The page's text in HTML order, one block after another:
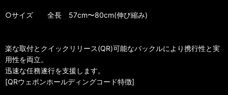
○サイズ 全長 57cm〜80cm(伸び縮み)
楽な取付とクイックリリース(QR)可能なバックルにより携行性と実
用性を両立。
迅速な任務遂行を支援します。
[QRウェポンホールディングコード特徴]